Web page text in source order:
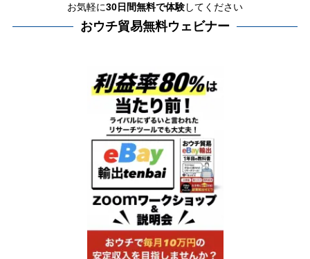
お気軽に30日間無料で体験してください
おウチ貿易無料ウェビナー